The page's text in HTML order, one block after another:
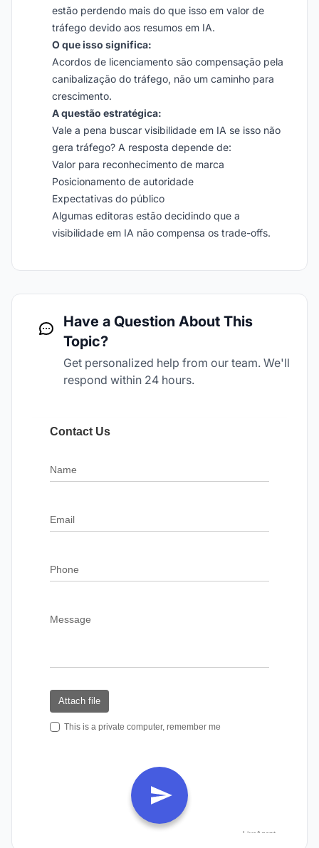
estão perdendo mais do que isso em valor de
tráfego devido aos resumos em IA.
O que isso significa:
Acordos de licenciamento são compensação pela
canibalização do tráfego, não um caminho para
crescimento.
A questão estratégica:
Vale a pena buscar visibilidade em IA se isso não
gera tráfego? A resposta depende de:
Valor para reconhecimento de marca
Posicionamento de autoridade
Expectativas do público
Algumas editoras estão decidindo que a
visibilidade em IA não compensa os trade-offs.
Have a Question About This
Topic?
Get personalized help from our team. We'll
respond within 24 hours.